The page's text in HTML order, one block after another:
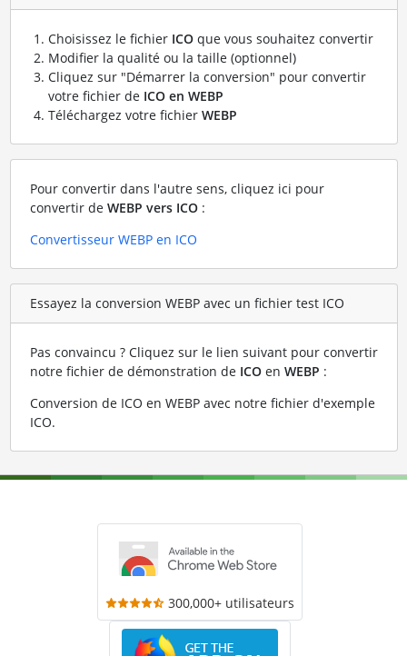
Choisissez le fichier ICOque vous souhaitez convertir
Modifier la qualité ou la taille (optionnel)
Cliquez sur "Démarrer la conversion" pour convertir
votre fichier de ICO en WEBP
Téléchargez votre fichier WEBP
Pour convertir dans l'autre sens, cliquez ici pour
convertir de WEBP vers ICO:
Convertisseur WEBP en ICO
Essayez la conversion WEBP avec un fichier test ICO
Pas convaincu ? Cliquez sur le lien suivant pour convertir
notre fichier de démonstration de ICOen WEBP :
Conversion de ICO en WEBP avec notre fichier d'exemple
ICO.
300,000+ utilisateurs